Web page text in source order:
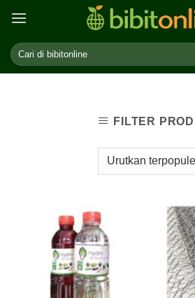
content
FILTER